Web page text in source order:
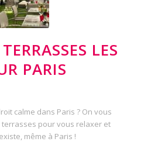
LES
PARIS
calme dans Paris ? On vous
pour vous relaxer et
même à Paris !